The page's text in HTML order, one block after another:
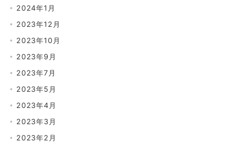
2024年1月
2023年12月
2023年10月
2023年9月
2023年7月
2023年5月
2023年4月
2023年3月
2023年2月